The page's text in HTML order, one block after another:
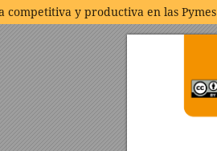
competitiva y productiva en las Pymes